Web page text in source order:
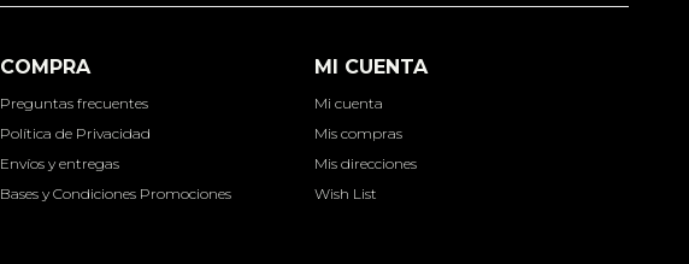
COMPRA
Preguntas frecuentes
Política de Privacidad
Envíos y entregas
Bases y Condiciones Promociones
MI CUENTA
Mi cuenta
Mis compras
Mis direcciones
Wish List